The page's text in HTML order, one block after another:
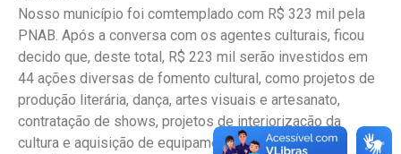
Nosso município foi comtemplado com R$ 323 mil pela
PNAB. Após a conversa com os agentes culturais, ficou
decido que, deste total, R$ 223 mil serão investidos em
44 ações diversas de fomento cultural, como projetos de
produção literária, dança, artes visuais e artesanato,
contratação de shows, projetos de interiorização da
cultura e aquisição de equipamentos.